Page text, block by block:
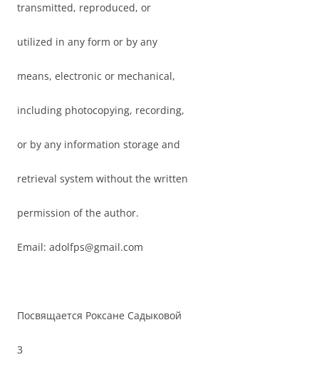
transmitted, reproduced, or
utilized in any form or by any
means, electronic or mechanical,
including photocopying, recording,
or by any information storage and
retrieval system without the written
permission of the author.
Email: adolfps@gmail.com
Посвящается Роксане Садыковой
3